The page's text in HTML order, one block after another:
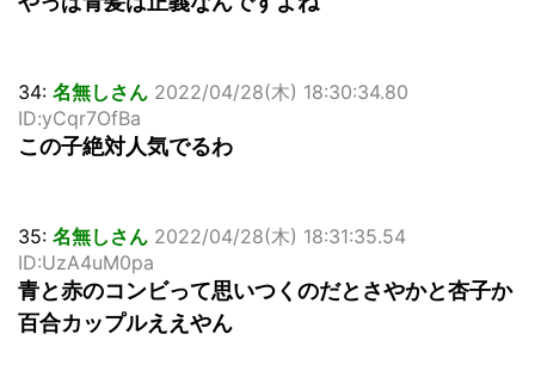
34: 名無しさん 2022/04/28(木) 18:30:34.80
ID:yCqr7OfBa
この子絶対人気でるわ
35: 名無しさん 2022/04/28(木) 18:31:35.54
ID:UzA4uM0pa
青と赤のコンビって思いつくのだとさやかと杏子か
百合カップルええやん